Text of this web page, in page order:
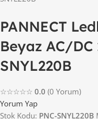
PANNECT
Beyaz AC/DC
SNYL220B
☆☆☆☆☆ 0.0 (0 Yorum)
Yorum Yap
Stok Kodu: PNC-SNYL220B